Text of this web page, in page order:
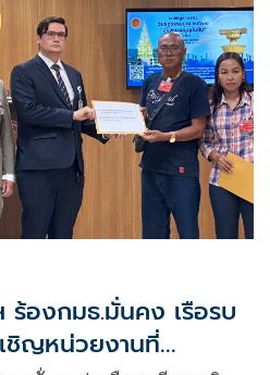
ร้องกมธ.มั่นคง เรือรบ
ชิญหน่วยงานที่